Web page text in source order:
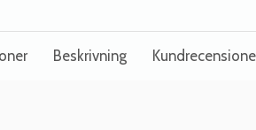
Beskrivning